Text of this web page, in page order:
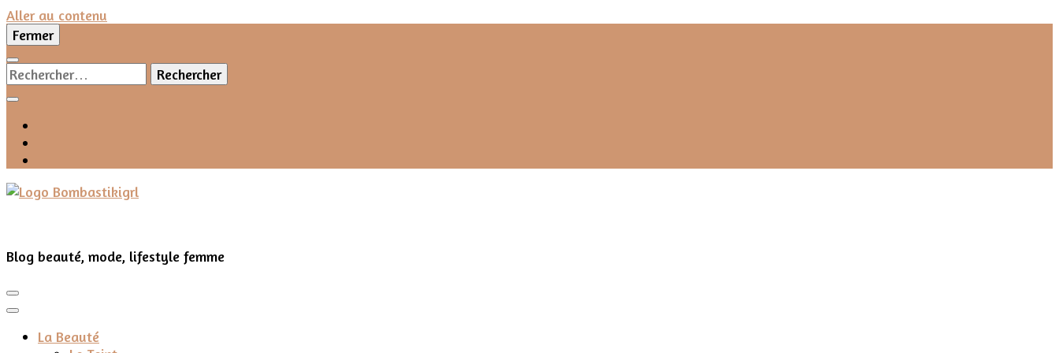
Aller au contenu
Fermer
Rechercher :
Blog beauté, mode, lifestyle femme
La Beauté